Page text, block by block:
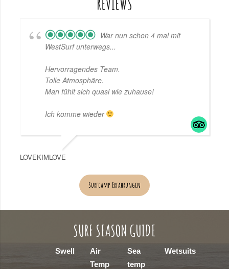
War nun schon 4 mal mit
WestSurf unterwegs...
Hervorragendes Team.
Tolle Atmosphäre.
Man fühlt sich quasi wie zuhause!
Ich komme wieder
LOVEKIMLOVE
Surfcamp Erfahrungen
SURF SEASON GUIDE
Swell
Air
Temp
Sea
temp
Wetsuits